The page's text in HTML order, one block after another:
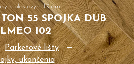
k plastovým lištám
55 SPOJKA DUB
102
Parketové lišty
ukončenia